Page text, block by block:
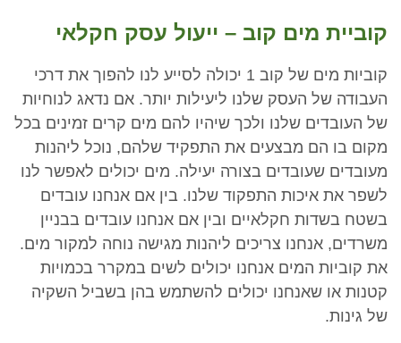
קוביית מים קוב – ייעול עסק חקלאי
קוביות מים של קוב 1 יכולה לסייע לנו להפוך את דרכי
העבודה של העסק שלנו ליעילות יותר. אם נדאג לנוחיות
של העובדים שלנו ולכך שיהיו להם מים קרים זמינים בכל
מקום בו הם מבצעים את התפקיד שלהם, נוכל ליהנות
מעובדים שעובדים בצורה יעילה. מים יכולים לאפשר לנו
לשפר את איכות התפקוד שלנו. בין אם אנחנו עובדים
בשטח בשדות חקלאיים ובין אם אנחנו עובדים בבניין
משרדים, אנחנו צריכים ליהנות מגישה נוחה למקור מים.
את קוביות המים אנחנו יכולים לשים במקרר בכמויות
קטנות או שאנחנו יכולים להשתמש בהן בשביל השקיה
של גינות.